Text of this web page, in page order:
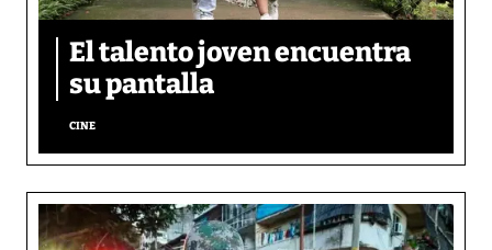
El talento joven encuentra
su pantalla​
CINE